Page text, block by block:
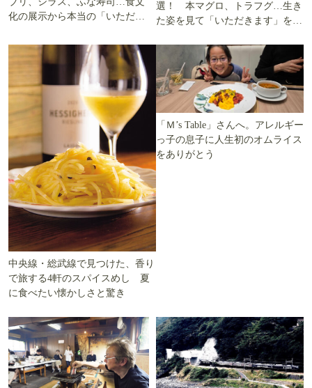
化の展示から本当の「いただき
選！ 本マグロ、トラフグ…生き
た姿を見て「いただきます」を考
中央線・総武線で見つけた、香り
で旅する4軒のスパイスめし 夏
に食べたい懐かしさと驚き
「Ｍ’s Table」さんへ。アレルギー
っ子の息子に人生初のオムライス
をありがとう